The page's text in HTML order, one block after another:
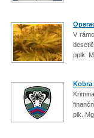
V
pplk.
Kobra
plk.